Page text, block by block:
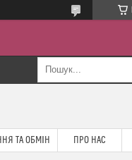
ТА ОБМІН ПРО НАС